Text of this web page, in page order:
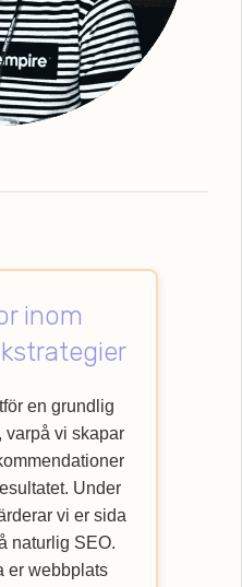
mest effektiva
oavsett vilka
Webbempire
så att
ledande i SE-
Låt oss hjälpa dig
till nya höjder
Webbempire kan
ranking och nå ut till
med vår
SEO
inom
en grundlig
varpå vi skapar
Under
vi er sida
naturlig SEO.
er webbplats